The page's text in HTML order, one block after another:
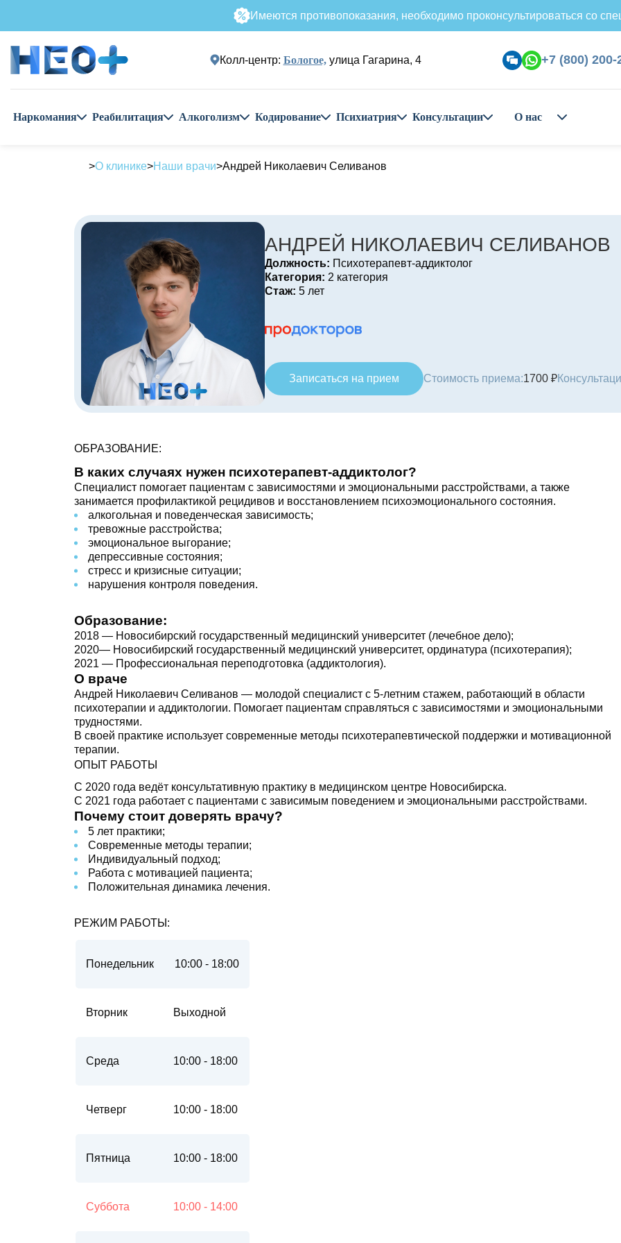
Имеются противопоказания, необходимо проконсультироваться со
Колл-центр: Бологое, улица Гагарина, 4 +7 (800) 200-
Наркомания Реабилитация Алкоголизм Кодирование Психиатрия Консультации О нас
О клинике Наши врачи Андрей Николаевич Селиванов
АНДРЕЙ НИКОЛАЕВИЧ СЕЛИВАНОВ
Должность: Психотерапевт-аддиктолог
Категория: 2 категория
Стаж: 5 лет
Записаться на прием Стоимость приема:1700 ₽
ОБРАЗОВАНИЕ:
В каких случаях нужен психотерапевт-аддиктолог?
Специалист помогает пациентам с зависимостями и эмоциональными расстройствами, а также
занимается профилактикой рецидивов и восстановлением психоэмоционального состояния.
алкогольная и поведенческая зависимость;
тревожные расстройства;
эмоциональное выгорание;
депрессивные состояния;
стресс и кризисные ситуации;
нарушения контроля поведения.
Образование:
2018 — Новосибирский государственный медицинский университет (лечебное дело);
2020— Новосибирский государственный медицинский университет, ординатура (психотерапия);
2021 — Профессиональная переподготовка (аддиктология).
О враче
Андрей Николаевич Селиванов — молодой специалист с 5-летним стажем, работающий в области
психотерапии и аддиктологии. Помогает пациентам справляться с зависимостями и эмоциональными
трудностями.
В своей практике использует современные методы психотерапевтической поддержки и мотивационной
терапии.
ОПЫТ РАБОТЫ
С 2020 года ведёт консультативную практику в медицинском центре Новосибирска.
С 2021 года работает с пациентами с зависимым поведением и эмоциональными расстройствами.
Почему стоит доверять врачу?
5 лет практики;
Современные методы терапии;
Индивидуальный подход;
Работа с мотивацией пациента;
Положительная динамика лечения.
РЕЖИМ РАБОТЫ:
Понедельник 10:00 - 18:00
Вторник Выходной
Среда 10:00 - 18:00
Четверг 10:00 - 18:00
Пятница 10:00 - 18:00
Суббота 10:00 - 14:00